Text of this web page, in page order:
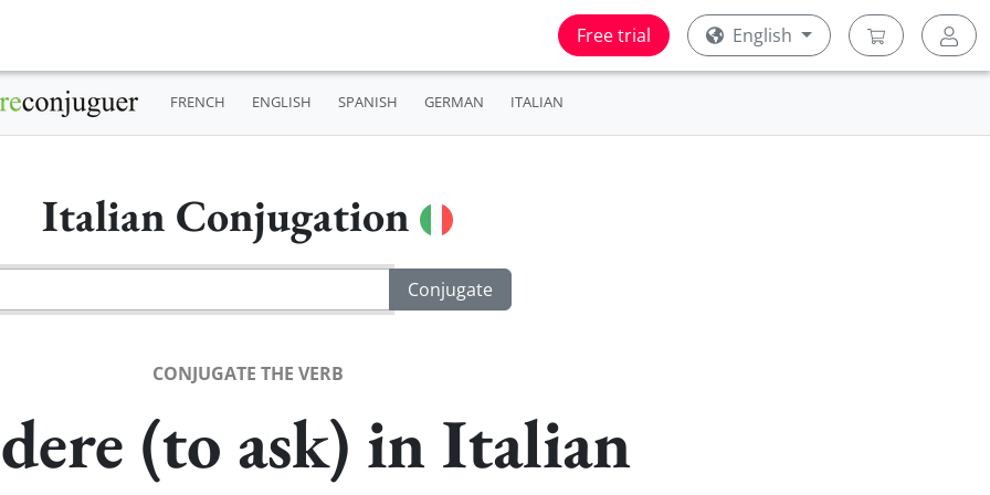
Free trial English
FRENCH ENGLISH SPANISH GERMAN ITALIAN
Italian Conjugation
CONJUGATE THE VERB
(to ask) in Italian